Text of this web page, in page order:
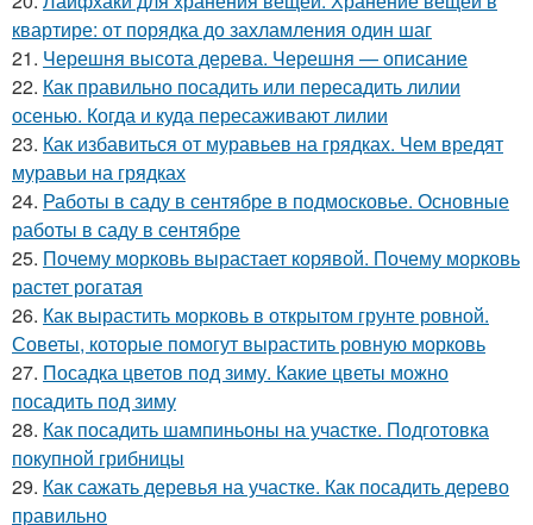
квартире: от порядка до захламления один шаг
21. Черешня высота дерева. Черешня — описание
22. Как правильно посадить или пересадить лилии
осенью. Когда и куда пересаживают лилии
23. Как избавиться от муравьев на грядках. Чем вредят
муравьи на грядках
24. Работы в саду в сентябре в подмосковье. Основные
работы в саду в сентябре
25. Почему морковь вырастает корявой. Почему морковь
растет рогатая
26. Как вырастить морковь в открытом грунте ровной.
Советы, которые помогут вырастить ровную морковь
27. Посадка цветов под зиму. Какие цветы можно
посадить под зиму
28. Как посадить шампиньоны на участке. Подготовка
покупной грибницы
29. Как сажать деревья на участке. Как посадить дерево
правильно